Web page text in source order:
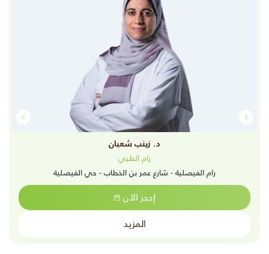
د. زينب شعبان
رام الطبي
رام الفيصلية - شارع عمر بن الخطاب - حي الفيصلية
إحجز الآن
المزيد